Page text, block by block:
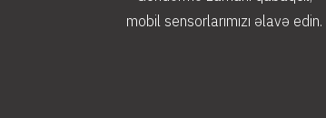
mobil sensorlarımızı əlavə edin.